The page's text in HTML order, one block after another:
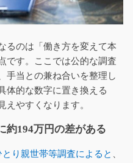
るのは「働き方を変えて本
です。ここでは公的な調査
手当との兼ね合いを整理し
体的な数字に置き換える
えやすくなります。
約194万円の差がある
り親世帯等調査によると 、